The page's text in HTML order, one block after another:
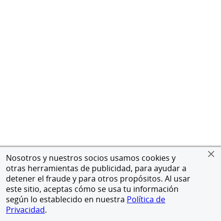
Nosotros y nuestros socios usamos cookies y
otras herramientas de publicidad, para ayudar a
detener el fraude y para otros propósitos. Al usar
este sitio, aceptas cómo se usa tu información
según lo establecido en nuestra Política de
Privacidad.